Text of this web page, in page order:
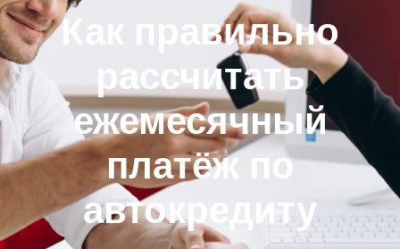
Как правильно
рассчитать
ежемесячный
платёж по
автокредиту